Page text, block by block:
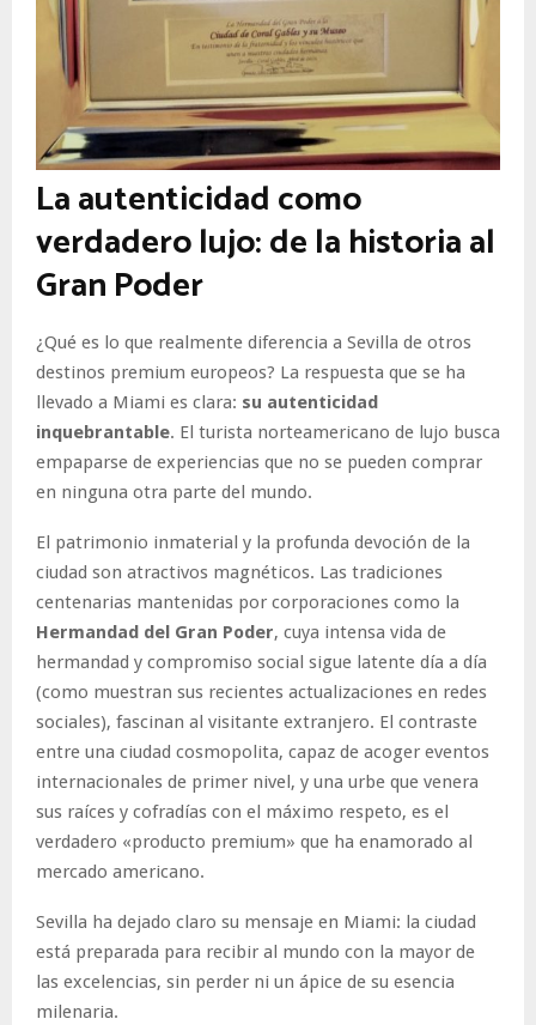
La autenticidad como
verdadero lujo: de la historia al
Gran Poder
¿Qué es lo que realmente diferencia a Sevilla de otros
destinos premium europeos? La respuesta que se ha
llevado a Miami es clara: su autenticidad
inquebrantable. El turista norteamericano de lujo busca
empaparse de experiencias que no se pueden comprar
en ninguna otra parte del mundo.
El patrimonio inmaterial y la profunda devoción de la
ciudad son atractivos magnéticos. Las tradiciones
centenarias mantenidas por corporaciones como la
Hermandad del Gran Poder, cuya intensa vida de
hermandad y compromiso social sigue latente día a día
(como muestran sus recientes actualizaciones en redes
sociales), fascinan al visitante extranjero. El contraste
entre una ciudad cosmopolita, capaz de acoger eventos
internacionales de primer nivel, y una urbe que venera
sus raíces y cofradías con el máximo respeto, es el
verdadero «producto premium» que ha enamorado al
mercado americano.
Sevilla ha dejado claro su mensaje en Miami: la ciudad
está preparada para recibir al mundo con la mayor de
las excelencias, sin perder ni un ápice de su esencia
milenaria.